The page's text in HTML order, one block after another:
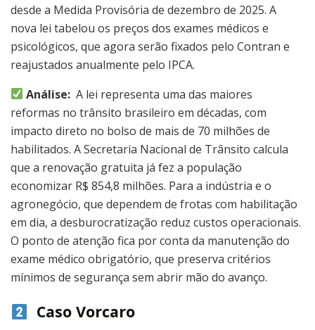
desde a Medida Provisória de dezembro de 2025. A
nova lei tabelou os preços dos exames médicos e
psicológicos, que agora serão fixados pelo Contran e
reajustados anualmente pelo IPCA.
Análise: A lei representa uma das maiores
reformas no trânsito brasileiro em décadas, com
impacto direto no bolso de mais de 70 milhões de
habilitados. A Secretaria Nacional de Trânsito calcula
que a renovação gratuita já fez a população
economizar R$ 854,8 milhões. Para a indústria e o
agronegócio, que dependem de frotas com habilitação
em dia, a desburocratização reduz custos operacionais.
O ponto de atenção fica por conta da manutenção do
exame médico obrigatório, que preserva critérios
mínimos de segurança sem abrir mão do avanço.
Caso Vorcaro